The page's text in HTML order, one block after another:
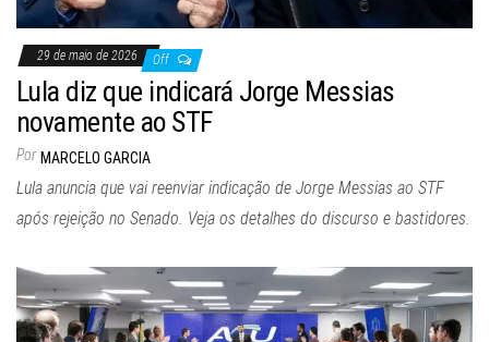
29 de maio de 2026 Off
Lula diz que indicará Jorge Messias
novamente ao STF
Por MARCELO GARCIA
Lula anuncia que vai reenviar indicação de Jorge Messias ao STF
após rejeição no Senado. Veja os detalhes do discurso e bastidores.